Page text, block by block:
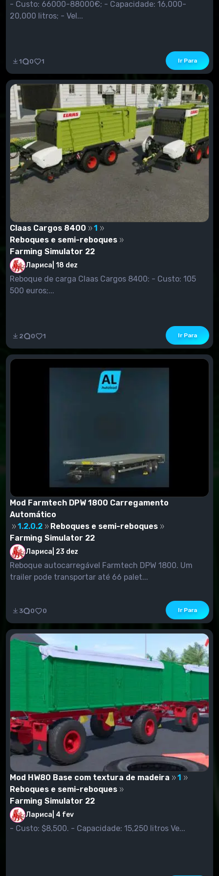
- Custo: 66000-88000€; - Capacidade: 16,000-
20,000 litros; - Vel...
1 0 1 Ir Para
Claas Cargos 8400
1
Reboques e semi-reboques
Farming Simulator 22
Лариса 18 dez
Reboque de carga Claas Cargos 8400: - Custo: 105
500 euros;...
2 0 1 Ir Para
Mod Farmtech DPW 1800 Carregamento
Automático
1.2.0.2
Reboques e semi-reboques
Farming Simulator 22
Лариса 23 dez
Reboque autocarregável Farmtech DPW 1800. Um
trailer pode transportar até 66 palet...
3 0 0 Ir Para
Mod HW80 Base com textura de madeira
1
Reboques e semi-reboques
Farming Simulator 22
Лариса 4 fev
- Custo: $8,500. - Capacidade: 15,250 litros Ve...